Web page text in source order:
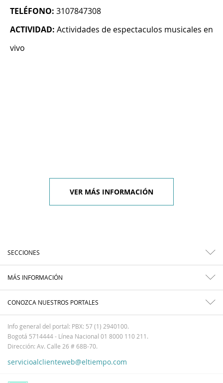
TELÉFONO: 3107847308
ACTIVIDAD: Actividades de espectaculos musicales en
vivo
VER MÁS INFORMACIÓN
SECCIONES
MÁS INFORMACIÓN
CONOZCA NUESTROS PORTALES
Info general del portal: PBX: 57 (1) 2940100.
Bogotá 5714444 - Línea Nacional 01 8000 110 211.
Dirección: Av. Calle 26 # 68B-70.
servicioalclienteweb@eltiempo.com